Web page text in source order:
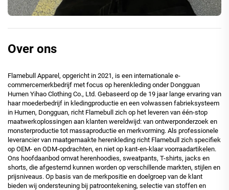
Over ons
Flamebull Apparel, opgericht in 2021, is een internationale e-
commercemerkbedrijf met focus op herenkleding onder Dongguan
Humen Yihao Clothing Co., Ltd. Gebaseerd op de 19 jaar lange ervaring van
haar moederbedrijf in kledingproductie en een volwassen fabrieksysteem
in Humen, Dongguan, richt Flamebull zich op het leveren van één-stop
maatwerkoplossingen aan klanten wereldwijd: van ontwerponderzoek en
monsterproductie tot massaproductie en merkvorming. Als professionele
leverancier van maatgemaakte herenkleding richt Flamebull zich specifiek
op OEM- en ODM-opdrachten, en niet op kant-en-klaar voorraadartikelen.
Ons hoofdaanbod omvat herenhoodies, sweatpants, T-shirts, jacks en
shorts, die afgestemd kunnen worden op verschillende markten, stijlen en
prijsniveaus. Op basis van de merkpositie en doelgroep van de klant
bieden wij ondersteuning bij patroontekening, selectie van stoffen en